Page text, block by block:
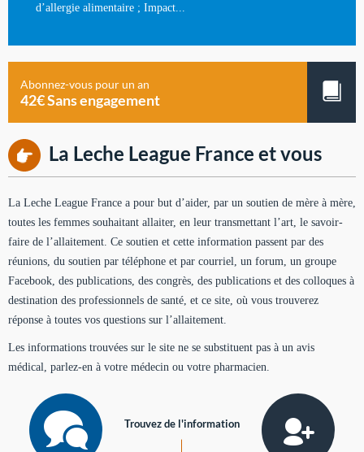
d’allergie alimentaire ; Impact...
Abonnez-vous pour un an
42€ Sans engagement
La Leche League France et vous
La Leche League France a pour but d’aider, par un soutien de mère à mère,
toutes les femmes souhaitant allaiter, en leur transmettant l’art, le savoir-
faire de l’allaitement. Ce soutien et cette information passent par des
réunions, du soutien par téléphone et par courriel, un forum, un groupe
Facebook, des publications, des congrès, des publications et des colloques à
destination des professionnels de santé, et ce site, où vous trouverez
réponse à toutes vos questions sur l’allaitement.
Les informations trouvées sur le site ne se substituent pas à un avis
médical, parlez-en à votre médecin ou votre pharmacien.
Trouvez de l'information